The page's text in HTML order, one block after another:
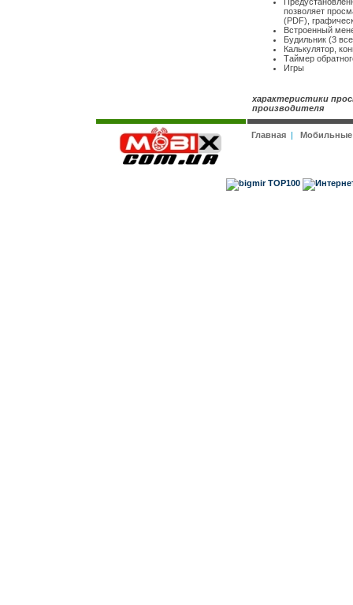
позволяет
(PDF),
Встроенный
Будильник (3
Калькулятор,
Таймер
Игры
характеристики
производителя
Главная|